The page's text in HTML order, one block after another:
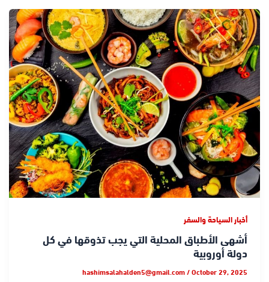
أخبار السياحة والسفر
أشهى الأطباق المحلية التي يجب تذوقها في كل
دولة أوروبية
hashimsalahalden5@gmail.com/October 29, 2025